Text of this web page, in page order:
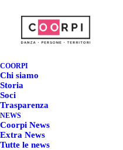
COORPI
Chi siamo
Storia
Soci
Trasparenza
NEWS
Coorpi News
Extra News
Tutte le news
AI LOVE,
UNCANNY